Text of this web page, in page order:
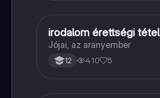
Magyar
irodalom érettségi tétel
Jójai, az aranyember
12 410 5